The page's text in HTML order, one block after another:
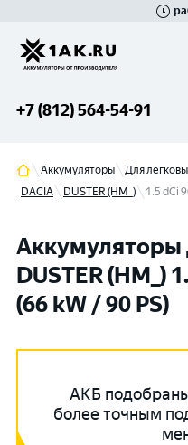
+7 (812) 564-54-91
Аккумуляторы Для
DACIA
DUSTER (HM_) 1.5 dCi
Аккумуляторы
DUSTER (HM_)
(66 kW / 90 PS)
АКБ
более точным
Гатчина